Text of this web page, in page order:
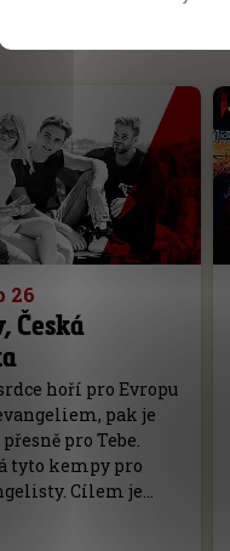
26
Česká
hoří pro Evropu
pak je
pro Tebe.
tyto kempy pro
Cílem je…